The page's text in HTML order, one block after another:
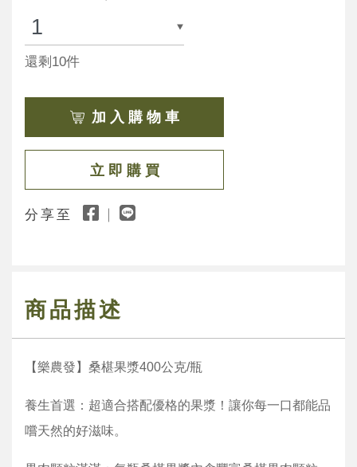
還剩10件
加 入 購 物 車
立 即 購 買
分享至
商品描述
【樂農發】桑椹果漿400公克/瓶
養生首選：超適合搭配優格的果漿！讓你每一口都能品
嚐天然的好滋味。